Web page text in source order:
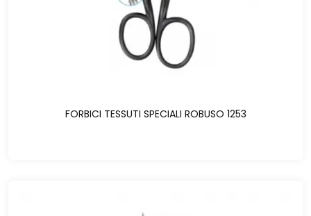
FORBICI TESSUTI SPECIALI ROBUSO 1253